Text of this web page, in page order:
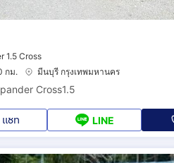
1.5 Cross
กม. มีนบุรี กรุงเทพมหานคร
Cross1.5
แชท LINE